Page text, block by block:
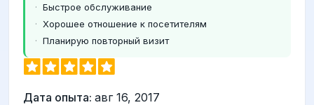
Быстрое обслуживание
Хорошее отношение к посетителям
Планирую повторный визит
Дата опыта: авг 16, 2017